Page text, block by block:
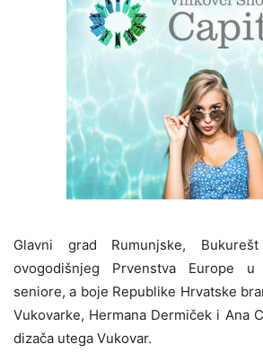
Glavni grad Rumunjske,
ovogodišnjeg Prvenstva Europe
seniore, a boje Republike Hrvatske
Vukovarke, Hermana Dermiček i Ana
dizača utega Vukovar.